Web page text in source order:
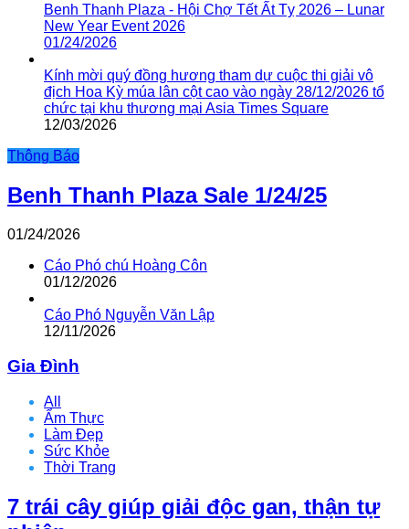
Benh Thanh Plaza - Hội Chợ Tết Ất Tỵ 2026 – Lunar
New Year Event 2026
01/24/2026
Kính mời quý đồng hương tham dự cuộc thi giải vô
địch Hoa Kỳ múa lân cột cao vào ngày 28/12/2026 tổ
chức tại khu thương mại Asia Times Square
12/03/2026
Thông Báo
Benh Thanh Plaza Sale 1/24/25
01/24/2026
Cáo Phó chú Hoàng Côn
01/12/2026
Cáo Phó Nguyễn Văn Lập
12/11/2026
Gia Đình
All
Ẩm Thực
Làm Đẹp
Sức Khỏe
Thời Trang
7 trái cây giúp giải độc gan, thận tự